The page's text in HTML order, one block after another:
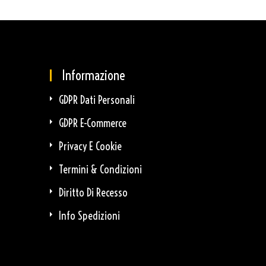
Informazione
GDPR Dati Personali
GDPR E-Commerce
Privacy E Cookie
Termini & Condizioni
Diritto Di Recesso
Info Spedizioni